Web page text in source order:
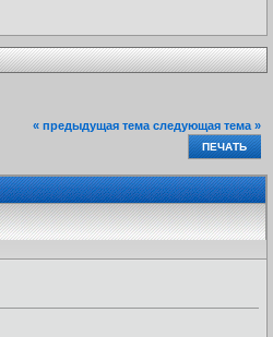
« предыдущая тема следующая тема »
ПЕЧАТЬ